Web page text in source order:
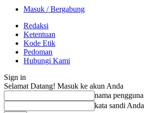
Masuk / Bergabung
Redaksi
Ketentuan
Kode Etik
Pedoman
Hubungi Kami
Sign in
Selamat Datang! Masuk ke akun Anda
nama pengguna
kata sandi Anda